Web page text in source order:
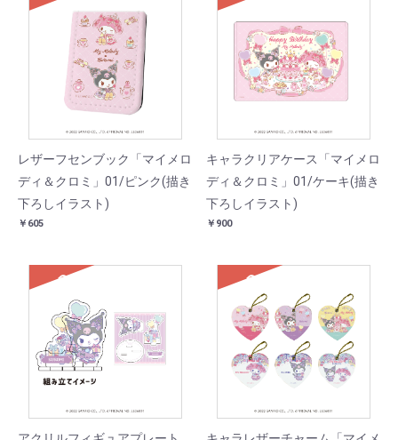
SOLD
レザーフセンブック「マイメロ
ディ＆クロミ」01/ピンク(描き
下ろしイラスト)
￥605
SOLD
キャラクリアケース「マイメロ
ディ＆クロミ」01/ケーキ(描き
下ろしイラスト)
￥900
SOLD SOLD